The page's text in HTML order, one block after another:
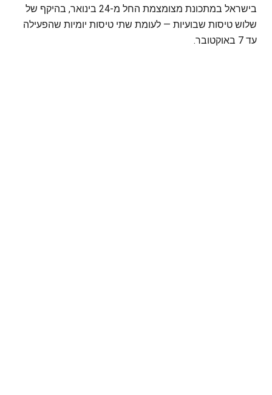
בישראל במתכונת מצומצמת החל מ-24 בינואר, בהיקף של
שלוש טיסות שבועיות — לעומת שתי טיסות יומיות שהפעילה
עד 7 באוקטובר.